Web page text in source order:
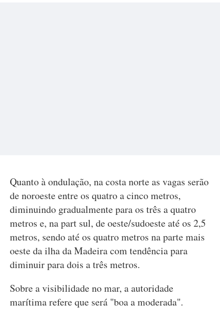
Quanto à ondulação, na costa norte as vagas serão
de noroeste entre os quatro a cinco metros,
diminuindo gradualmente para os três a quatro
metros e, na part sul, de oeste/sudoeste até os 2,5
metros, sendo até os quatro metros na parte mais
oeste da ilha da Madeira com tendência para
diminuir para dois a três metros.
Sobre a visibilidade no mar, a autoridade
marítima refere que será "boa a moderada".